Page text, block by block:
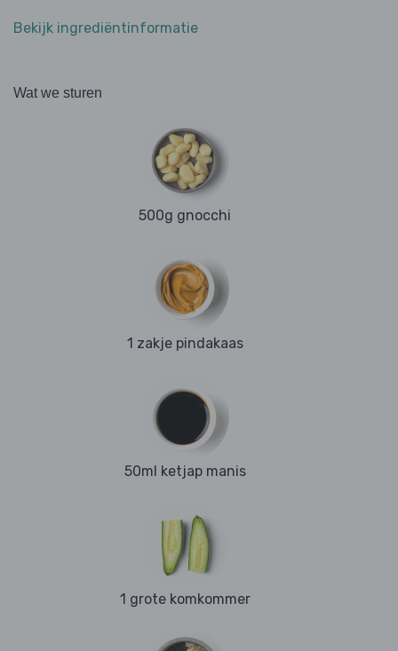
Bekijk ingrediëntinformatie
Wat we sturen
500g gnocchi
1 zakje pindakaas
50ml ketjap manis
1 grote komkommer